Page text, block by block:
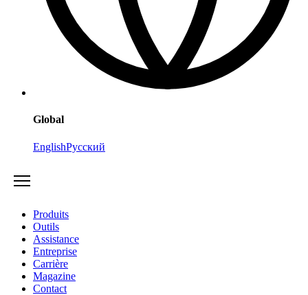
Global
EnglishРусский
Produits
Outils
Assistance
Entreprise
Carrière
Magazine
Contact